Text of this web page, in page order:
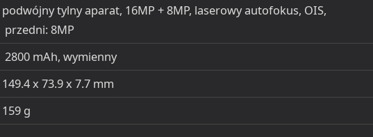
podwójny tylny aparat, 16MP + 8MP, laserowy autofokus, OIS,
przedni: 8MP
2800 mAh, wymienny
149.4 x 73.9 x 7.7 mm
159 g